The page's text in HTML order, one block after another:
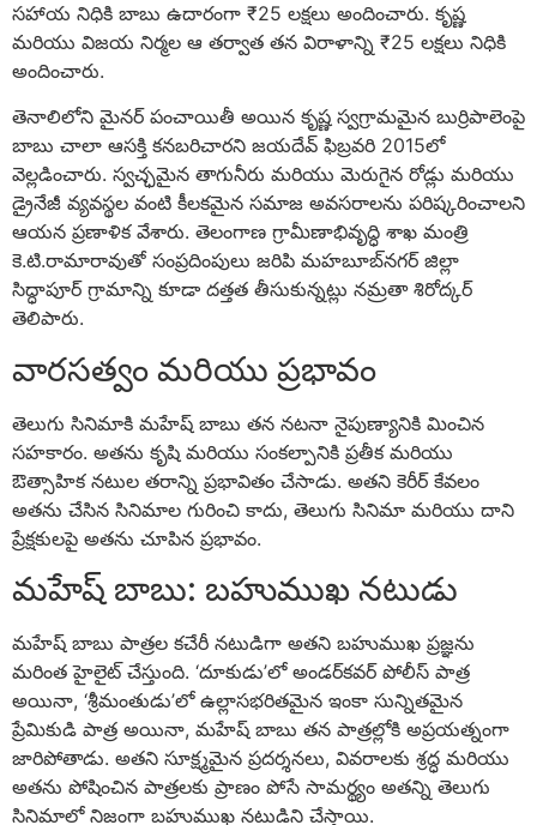
సహాయ నిధికి బాబు ఉదారంగా ₹25 లక్షలు అందించారు. కృష్ణ
మరియు విజయ నిర్మల ఆ తర్వాత తన విరాళాన్ని ₹25 లక్షలు నిధికి
అందించారు.
తెనాలిలోని మైనర్ పంచాయితీ అయిన కృష్ణ స్వగ్రామమైన బుర్రిపాలెంపై
బాబు చాలా ఆసక్తి కనబరిచారని జయదేవ్ ఫిబ్రవరి 2015లో
వెల్లడించారు. స్వచ్ఛమైన తాగునీరు మరియు మెరుగైన రోడ్లు మరియు
డ్రైనేజీ వ్యవస్థల వంటి కీలకమైన సమాజ అవసరాలను పరిష్కరించాలని
ఆయన ప్రణాళిక వేశారు. తెలంగాణ గ్రామీణాభివృద్ధి శాఖ మంత్రి
కె.టి.రామారావుతో సంప్రదింపులు జరిపి మహబూబ్‌నగర్ జిల్లా
సిద్ధాపూర్ గ్రామాన్ని కూడా దత్తత తీసుకున్నట్లు నమ్రతా శిరోద్కర్
తెలిపారు.
వారసత్వం మరియు ప్రభావం
తెలుగు సినిమాకి మహేష్ బాబు తన నటనా నైపుణ్యానికి మించిన
సహకారం. అతను కృషి మరియు సంకల్పానికి ప్రతీక మరియు
ఔత్సాహిక నటుల తరాన్ని ప్రభావితం చేసాడు. అతని కెరీర్ కేవలం
అతను చేసిన సినిమాల గురించి కాదు, తెలుగు సినిమా మరియు దాని
ప్రేక్షకులపై అతను చూపిన ప్రభావం.
మహేష్ బాబు: బహుముఖ నటుడు
మహేష్ బాబు పాత్రల కచేరీ నటుడిగా అతని బహుముఖ ప్రజ్ఞను
మరింత హైలైట్ చేస్తుంది. ‘దూకుడు’లో అండర్‌కవర్ పోలీస్ పాత్ర
అయినా, ‘శ్రీమంతుడు’లో ఉల్లాసభరితమైన ఇంకా సున్నితమైన
ప్రేమికుడి పాత్ర అయినా, మహేష్ బాబు తన పాత్రల్లోకి అప్రయత్నంగా
జారిపోతాడు. అతని సూక్ష్మమైన ప్రదర్శనలు, వివరాలకు శ్రద్ధ మరియు
అతను పోషించిన పాత్రలకు ప్రాణం పోసే సామర్థ్యం అతన్ని తెలుగు
సినిమాలో నిజంగా బహుముఖ నటుడిని చేస్తాయి.